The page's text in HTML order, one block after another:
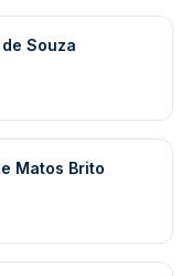
Souza
Matos Brito